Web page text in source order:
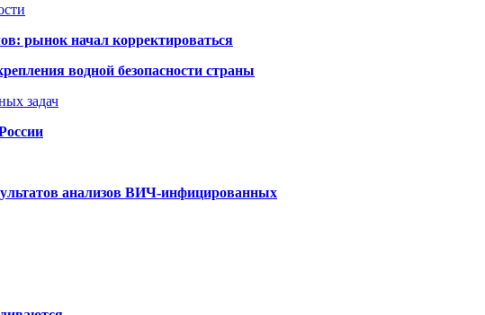
рынок начал корректироваться
водной безопасности страны
задач
анализов ВИЧ-инфицированных